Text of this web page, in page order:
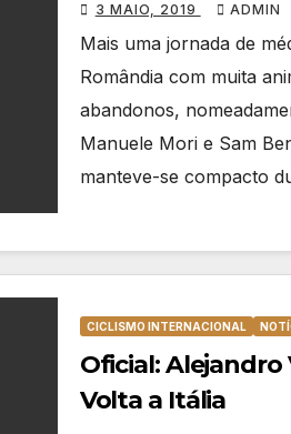
3 MAIO, 2019 ADMIN
Mais uma jornada de
Romândia com muita
abandonos,
Manuele Mori e Sam
manteve-se compacto
CICLISMO INTERNACIONAL
Oficial: Alejandro
Volta a Itália